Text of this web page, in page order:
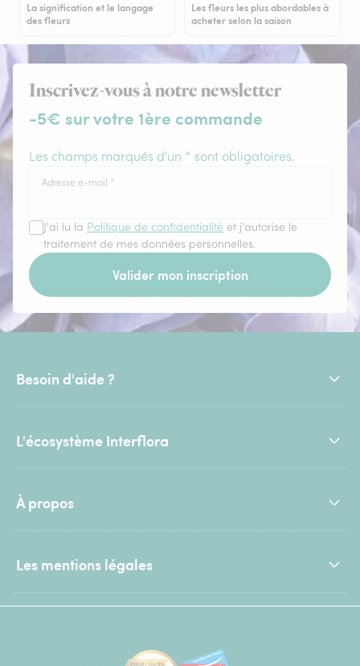
La signification et le langage
des fleurs
Les fleurs les plus abordables à
acheter selon la saison
Inscrivez-vous à notre newsletter
-5€ sur votre 1ère commande
Les champs marqués d'un * sont obligatoires.
Adresse e-mail *
J'ai lu la Politique de confidentialité et j'autorise le
traitement de mes données personnelles.
Valider mon inscription
Besoin d'aide ?
L'écosystème Interflora
À propos
Les mentions légales